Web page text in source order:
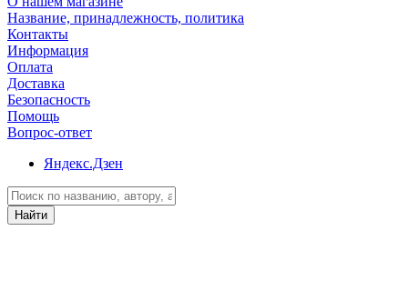
Название, принадлежность, политика
Контакты
Информация
Оплата
Доставка
Безопасность
Помощь
Вопрос-ответ
Яндекс.Дзен
Найти